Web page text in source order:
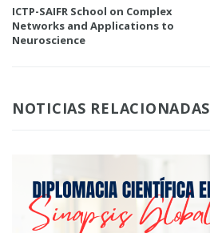
ICTP-SAIFR School on Complex
Networks and Applications to
Neuroscience
NOTICIAS RELACIONADAS